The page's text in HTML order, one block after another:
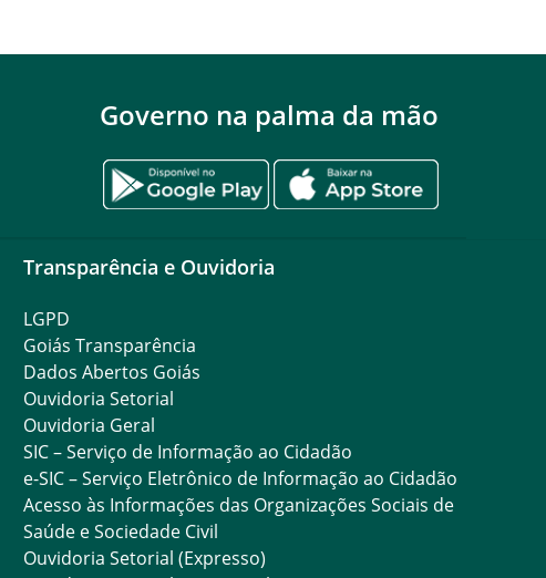
Governo na palma da mão
Transparência e Ouvidoria
LGPD
Goiás Transparência
Dados Abertos Goiás
Ouvidoria Setorial
Ouvidoria Geral
SIC – Serviço de Informação ao Cidadão
e-SIC – Serviço Eletrônico de Informação ao Cidadão
Acesso às Informações das Organizações Sociais de
Saúde e Sociedade Civil
Ouvidoria Setorial (Expresso)